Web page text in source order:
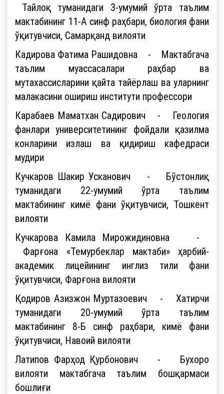
Тайлоқ туманидаги 3-умумий ўрта таълим
мактабининг 11-А синф раҳбари, биология фани
ўқитувчиси, Самарқанд вилояти
Кадирова Фатима Рашидовна - Мактабгача
таълим муассасалари раҳбар ва
мутахассисларини қайта тайёрлаш ва уларнинг
малакасини ошириш институти профессори
Карабаев Маматхан Садирович - Геология
фанлари университетининг фойдали қазилма
конларини излаш ва қидириш кафедраси
мудири
Кучкаров Шакир Усканович - Бўстонлиқ
туманидаги 22-умумий ўрта таълим
мактабининг кимё фани ўқитувчиси, Тошкент
вилояти
Кучкарова Камила Мирожидиновна -
Фарғона «Темурбеклар мактаби» ҳарбий-
академик лицейининг инглиз тили фани
ўқитувчиси, Фарғона вилояти
Қодиров Азизжон Муртазоевич - Хатирчи
туманидаги 20-умумий ўрта таълим
мактабининг 8-Б синф раҳбари, кимё фани
ўқитувчиси, Навоий вилояти
Латипов Фарҳод Қурбонович - Бухоро
вилояти мактабгача таълим бошқармаси
бошлиғи